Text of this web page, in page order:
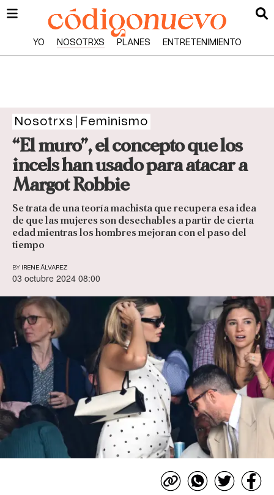
YO NOSOTRXS PLANES ENTRETENIMIENTO
Nosotrxs Feminismo
“El muro”, el concepto que los
incels han usado para atacar a
Margot Robbie
Se trata de una teoría machista que recupera esa idea
de que las mujeres son desechables a partir de cierta
edad mientras los hombres mejoran con el paso del
tiempo
BY IRENE ÁLVAREZ
03 octubre 2024 08:00